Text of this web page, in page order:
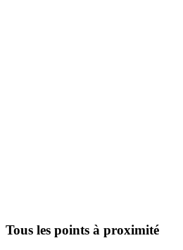
Tous les points à proximité